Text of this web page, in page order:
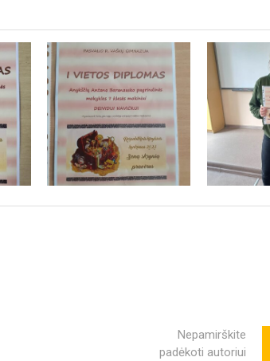
Nepamirškite
padėkoti autoriui